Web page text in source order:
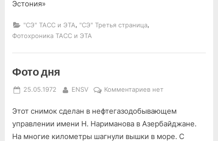
Эстония»
"СЭ" ТАСС и ЭТА, "СЭ" Третья страница,
Фотохроника ТАСС и ЭТА
Фото дня
Posted
25.05.1972 By
ENSV Комментариевк
Фото
дня
нет
Этот снимок сделан в нефтегазодобывающем
управлении имени Н. Нариманова в Азербайджане.
На многие километры шагнули вышки в море. С